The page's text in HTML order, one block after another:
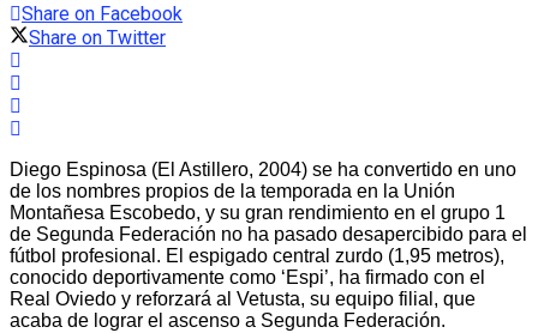
Share on Facebook
Share on Twitter
Diego Espinosa (El Astillero, 2004) se ha convertido en uno
de los nombres propios de la temporada en la Unión
Montañesa Escobedo, y su gran rendimiento en el grupo 1
de Segunda Federación no ha pasado desapercibido para el
fútbol profesional. El espigado central zurdo (1,95 metros),
conocido deportivamente como ‘Espi’, ha firmado con el
Real Oviedo y reforzará al Vetusta, su equipo filial, que
acaba de lograr el ascenso a Segunda Federación.